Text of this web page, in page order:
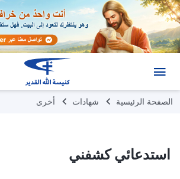
الصفحة الرئيسية شهادات أخرى
استدعائي كشفني